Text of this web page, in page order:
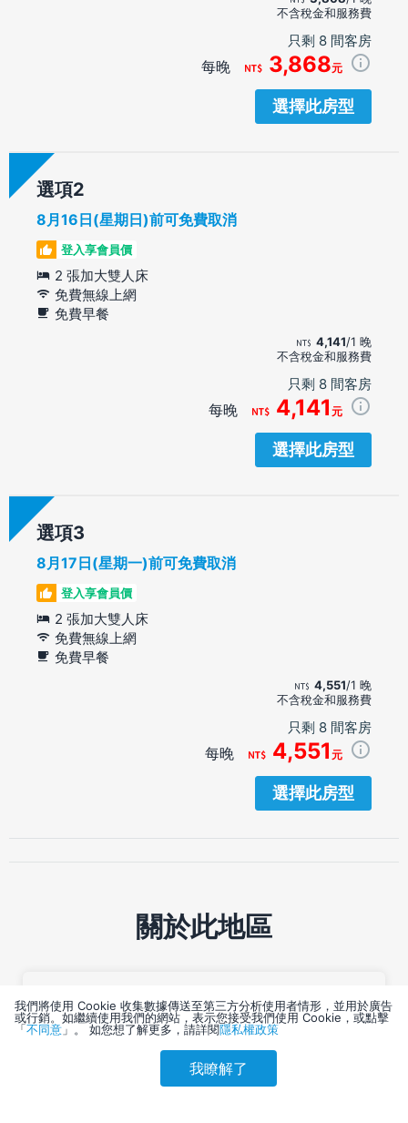
不含稅金和服務費
只剩 8 間客房
每晚 3,868元
選擇此房型
選項
8月16日(星期日)前可免費取消
登入享會員價
2 張加大雙人床
免費無線上網
免費早餐
4,141/1 晚
不含稅金和服務費
只剩 8 間客房
每晚 4,141 元
選擇此房型
選項
8月17日(星期一)前可免費取消
登入享會員價
2 張加大雙人床
免費無線上網
免費早餐
4,551/1 晚
不含稅金和服務費
只剩 8 間客房
每晚 4,551 元
選擇此房型
刷卡優惠 會員訂購
關於此地區
顯示地圖
我們將使用 Cookie 收集數據傳送至第三方分析使用者情形，並用於廣告
或行銷。如繼續使用我們的網站，表示您接受我們使用 Cookie，或點擊
「不同意 」。 如您想了解更多，請詳閱隱私權政策
我瞭解了